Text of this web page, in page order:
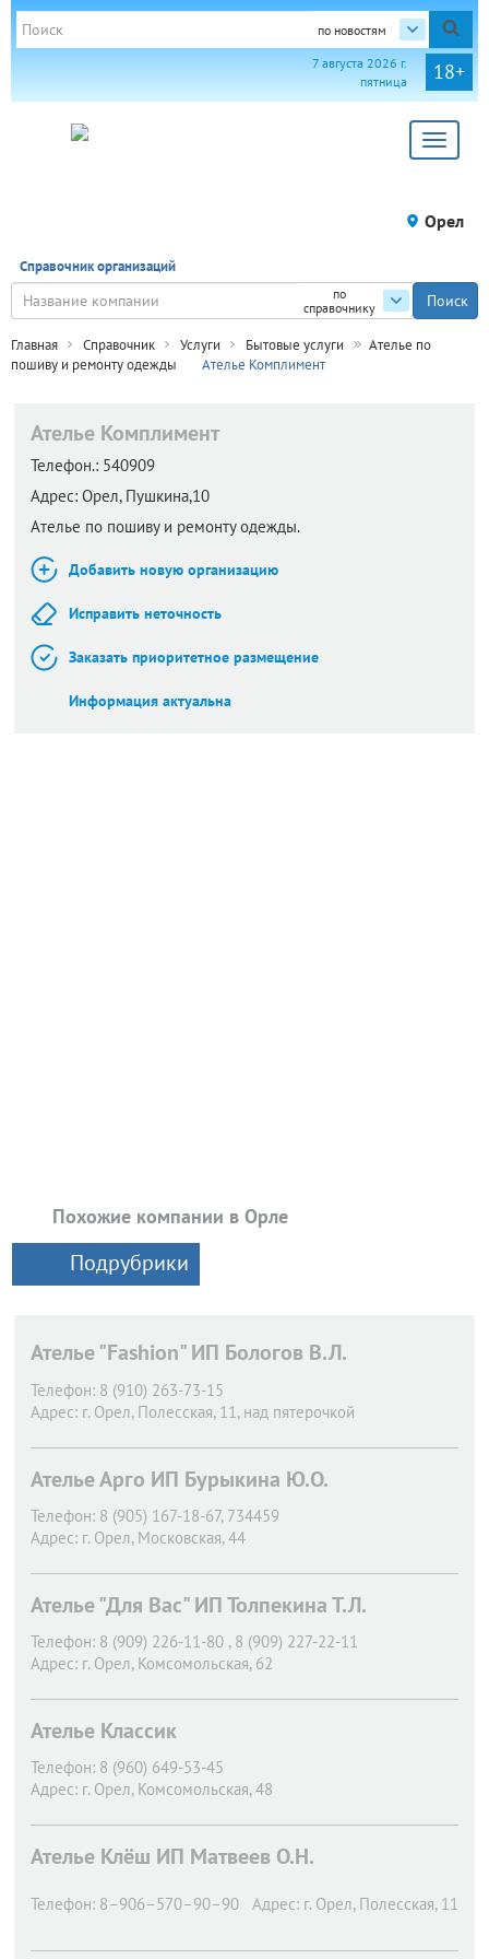
по новостям
18+
7 августа 2026 г.
пятница
Toggle
Орел
Справочник организаций
по
справочнику
Главная Справочник Услуги Бытовые услуги
Ателье по
пошиву и ремонту одежды
Ателье Комплимент
Ателье Комплимент
Телефон.: 540909
Адрес: Орел, Пушкина,10
Ателье по пошиву и ремонту одежды.
Добавить новую организацию
Исправить неточность
Заказать приоритетное размещение
Информация актуальна
Похожие компании в Орле
Подрубрики
Ателье "Fashion" ИП Бологов В.Л.
Телефон: 8 (910) 263-73-15
Адрес: г. Орел, Полесская, 11, над пятерочкой
Ателье Арго ИП Бурыкина Ю.О.
Телефон: 8 (905) 167-18-67, 734459
Адрес: г. Орел, Московская, 44
Ателье "Для Вас" ИП Толпекина Т.Л.
Телефон: 8 (909) 226-11-80 , 8 (909) 227-22-11
Адрес: г. Орел, Комсомольская, 62
Ателье Классик
Телефон: 8 (960) 649-53-45
Адрес: г. Орел, Комсомольская, 48
Ателье Клёш ИП Матвеев О.Н.
Телефон: 8–906–570–90–90 Адрес: г. Орел, Полесская, 11